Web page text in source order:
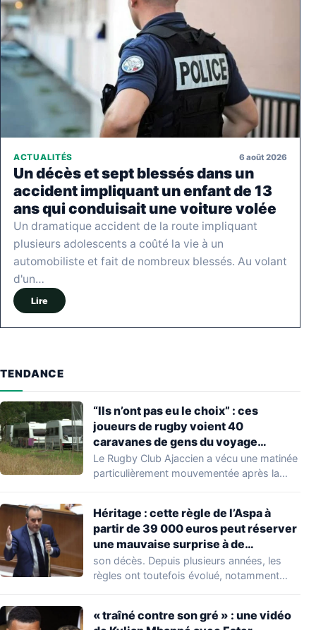
ACTUALITÉS 6 août 2026
Un décès et sept blessés dans un
accident impliquant un enfant de 13
ans qui conduisait une voiture volée
Un dramatique accident de la route impliquant
plusieurs adolescents a coûté la vie à un
automobiliste et fait de nombreux blessés. Au volant
d'un…
Lire
TENDANCE
“Ils n’ont pas eu le choix” : ces
joueurs de rugby voient 40
caravanes de gens du voyage
s’installer dans leur stade, ils les
délogent en moins d’1 heure
Le Rugby Club Ajaccien a vécu une matinée
particulièrement mouvementée après la
Héritage : cette règle de l’Aspa à
partir de 39 000 euros peut réserver
une mauvaise surprise à de
nombreuses familles
son décès. Depuis plusieurs années, les
règles ont toutefois évolué, notamment
« traîné contre son gré » : une vidéo